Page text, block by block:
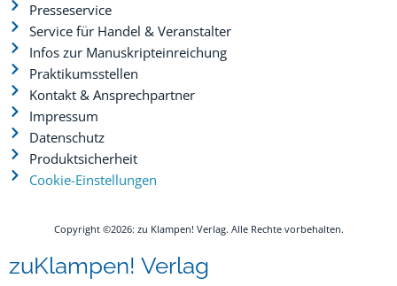
Presseservice
Service für Handel & Veranstalter
Infos zur Manuskripteinreichung
Praktikumsstellen
Kontakt & Ansprechpartner
Impressum
Datenschutz
Produktsicherheit
Cookie-Einstellungen
Copyright ©2026: zu Klampen! Verlag. Alle Rechte vorbehalten.
zuKlampen! Verlag